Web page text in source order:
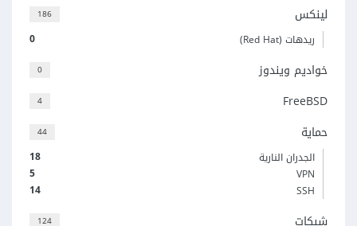
186 لينكس
0 ريدهات (Red Hat)
0 خواديم ويندوز
4 FreeBSD
44 حماية
18
الجدران النارية
5
VPN
14
SSH
124 شبكات